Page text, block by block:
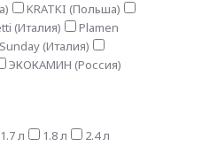
KRATKI (Польша)
(Италия)
Plamen
Sunday (Италия)
ЭКОКАМИН (Россия)
1.7 л 1.8 л
2.4 л